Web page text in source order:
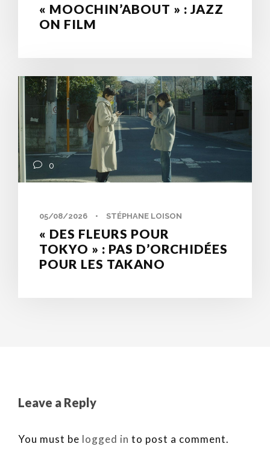
« MOOCHIN’ABOUT » : JAZZ
ON FILM
0
05/08/2026 • STÉPHANE LOISON
« DES FLEURS POUR
TOKYO » : PAS D’ORCHIDÉES
POUR LES TAKANO
Leave a Reply
You must be logged in to post a comment.